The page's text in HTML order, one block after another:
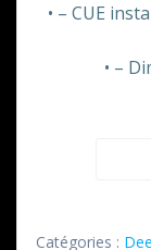
• – CUE
• –
Catégories :